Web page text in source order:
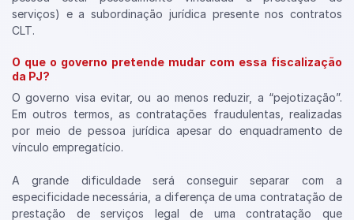
serviços) e a subordinação jurídica presente nos contratos
CLT.
O que o governo pretende mudar com essa fiscalização
da PJ?
O governo visa evitar, ou ao menos reduzir, a “pejotização”.
Em outros termos, as contratações fraudulentas, realizadas
por meio de pessoa jurídica apesar do enquadramento de
vínculo empregatício.
A grande dificuldade será conseguir separar com a
especificidade necessária, a diferença de uma contratação de
prestação de serviços legal de uma contratação que